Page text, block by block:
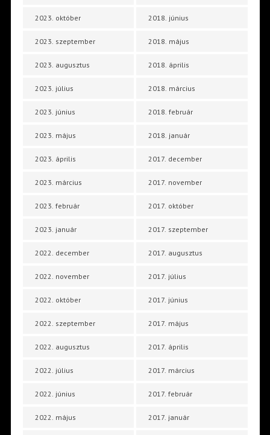
2023. október
2023. szeptember
2023. augusztus
2023. július
2023. június
2023. május
2023. április
2023. március
2023. február
2023. január
2022. december
2022. november
2022. október
2022. szeptember
2022. augusztus
2022. július
2022. június
2022. május
2018. június
2018. május
2018. április
2018. március
2018. február
2018. január
2017. december
2017. november
2017. október
2017. szeptember
2017. augusztus
2017. július
2017. június
2017. május
2017. április
2017. március
2017. február
2017. január